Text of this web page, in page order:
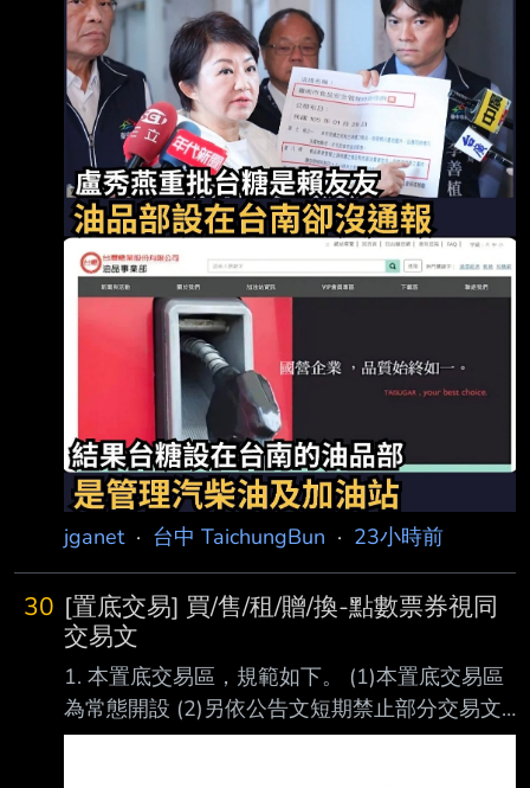
賴清德罕見不客氣直接點名回擊，台中市對台灣
來講非常非常重要，「很難想 像這麼重要的直
轄市，竟然是非洲豬瘟的破口，也是食安問題的
破口」，一條藍色捷運前市 長林佳龍交給她的
時候中央都已經核定了，「結果搞了8年，路線
不斷地變換，經費不斷增 加，到現在還沒有真
正動工」。 中聯油致癌油風暴延燒，被指任內
近8年只配合中央主動查驗中聯油脂1次的盧秀燕
jganet· 台中 TaichungBun · 23小時前
30 [置底交易] 買/售/租/贈/換-點數票券視同
交易文
1. 本置底交易區，規範如下。 (1)本置底交易區
為常態開設 (2)另依公告文短期禁止部分交易文
於看板發表 只得於本文推文發表 (3)本篇推文不